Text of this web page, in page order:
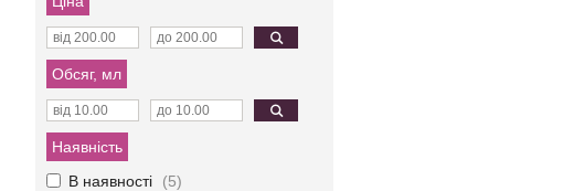
Обсяг, мл
Наявність
В наявності
5